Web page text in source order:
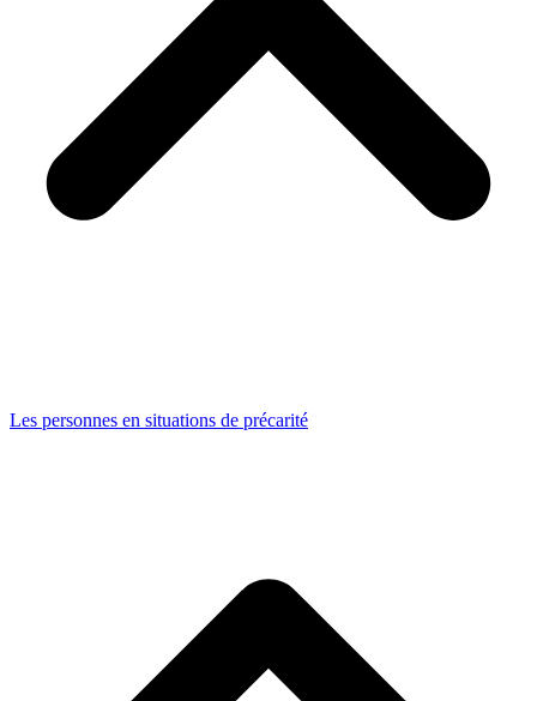
Les personnes en situations de précarité